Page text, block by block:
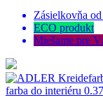
Zásielkovňa
ECO produkt
Miešame pre